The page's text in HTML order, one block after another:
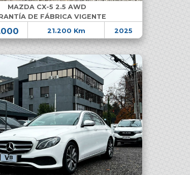
MAZDA CX-5 2.5 AWD
DE FÁBRICA VIGENTE
21.200 Km 2025